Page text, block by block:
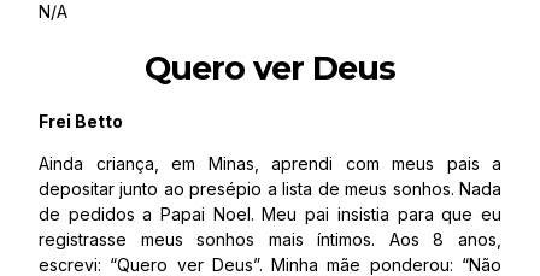
N/A
Quero ver Deus
Frei Betto
Ainda criança, em Minas, aprendi com meus pais a
depositar junto ao presépio a lista de meus sonhos. Nada
de pedidos a Papai Noel. Meu pai insistia para que eu
registrasse meus sonhos mais íntimos. Aos 8 anos,
escrevi: “Quero ver Deus”. Minha mãe ponderou: “Não